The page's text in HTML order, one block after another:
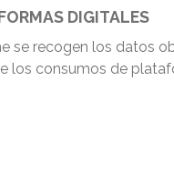
DIGITALES
se recogen los datos
los consumos de